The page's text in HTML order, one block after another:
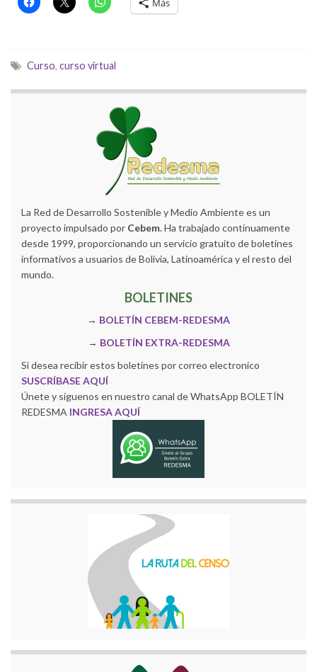
Más
Curso, curso virtual
La Red de Desarrollo Sostenible y Medio Ambiente es un
proyecto impulsado por Cebem. Ha trabajado continuamente
desde 1999, proporcionando un servicio gratuito de boletines
informativos a usuarios de Bolivia, Latinoamérica y el resto del
mundo.
BOLETINES
→ BOLETÍN CEBEM-REDESMA
→ BOLETÍN EXTRA-REDESMA
Si desea recibir estos boletines por correo electronico
SUSCRÍBASE AQUÍ
Únete y siguenos en nuestro canal de WhatsApp BOLETÍN
REDESMA INGRESA AQUÍ